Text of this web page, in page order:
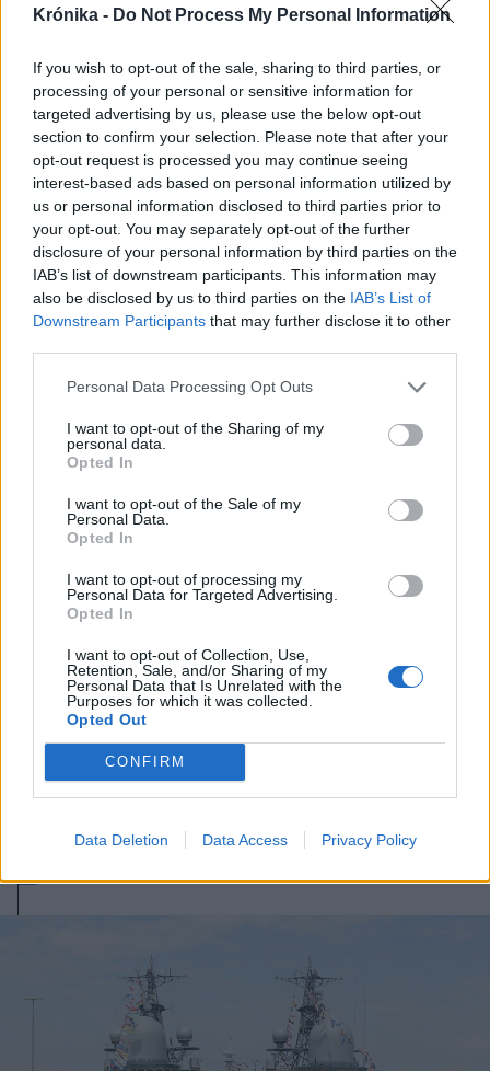
Krónika - Do Not Process My Personal Information
If you wish to opt-out of the sale, sharing to third parties, or
processing of your personal or sensitive information for
targeted advertising by us, please use the below opt-out
section to confirm your selection. Please note that after your
opt-out request is processed you may continue seeing
interest-based ads based on personal information utilized by
us or personal information disclosed to third parties prior to
your opt-out. You may separately opt-out of the further
disclosure of your personal information by third parties on the
IAB’s list of downstream participants. This information may
also be disclosed by us to third parties on the IAB’s List of
Downstream Participants that may further disclose it to other
Personal Data Processing Opt Outs
I want to opt-out of the Sharing of my
personal data.
Opted In
I want to opt-out of the Sale of my
Personal Data.
Opted In
I want to opt-out of processing my
Personal Data for Targeted Advertising.
Opted In
I want to opt-out of Collection, Use,
Retention, Sale, and/or Sharing of my
Personal Data that Is Unrelated with the
Purposes for which it was collected.
Opted Out
CONFIRM
Data Deletion Data Access Privacy Policy
2023. október 23., hétfő
Moszkva: a nemzetközi jog durva
megsértése lenne, ha a NATO
meggátolná az orosz hajók
áthaladását a Balti-tengeren
2023. október 09., hétfő
Szivárgás gyanúja miatt
tengeri gázvezetéket